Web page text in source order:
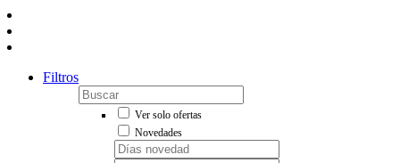
Filtros
Ver solo ofertas
Novedades